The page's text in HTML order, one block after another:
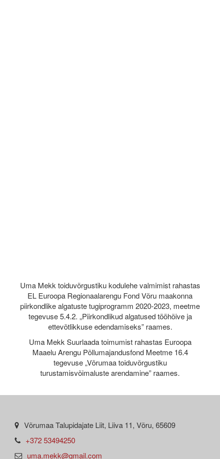
Uma Mekk toiduvõrgustiku kodulehe valmimist rahastas
EL Euroopa Regionaalarengu Fond Võru maakonna
piirkondlike algatuste tugiprogramm 2020-2023, meetme
tegevuse 5.4.2. „Piirkondlikud algatused tööhõive ja
ettevõtlikkuse edendamiseks” raames.
Uma Mekk Suurlaada toimumist rahastas Euroopa
Maaelu Arengu Põllumajandusfond Meetme 16.4
tegevuse „Võrumaa toiduvõrgustiku
turustamisvõimaluste arendamine” raames.
Võrumaa Talupidajate Liit, Liiva 11, Võru, 65609
+372 53494250
uma.mekk@gmail.com